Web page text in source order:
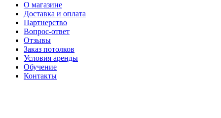
О магазине
Доставка и оплата
Партнерство
Вопрос-ответ
Отзывы
Заказ потолков
Условия аренды
Обучение
Контакты